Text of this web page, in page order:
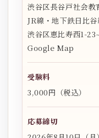
渋谷区長谷戸社会教
JR線・地下鉄日比
渋谷区恵比寿西1-
Google Map
受験料
3,000円（税込）
応募締切